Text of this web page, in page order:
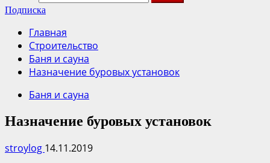
Подписка
Главная
Строительство
Баня и сауна
Назначение буровых установок
Баня и сауна
Назначение буровых установок
stroylog 14.11.2019